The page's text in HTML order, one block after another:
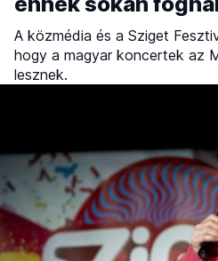
A közmédia és a Sziget
hogy a magyar koncertek az
lesznek.